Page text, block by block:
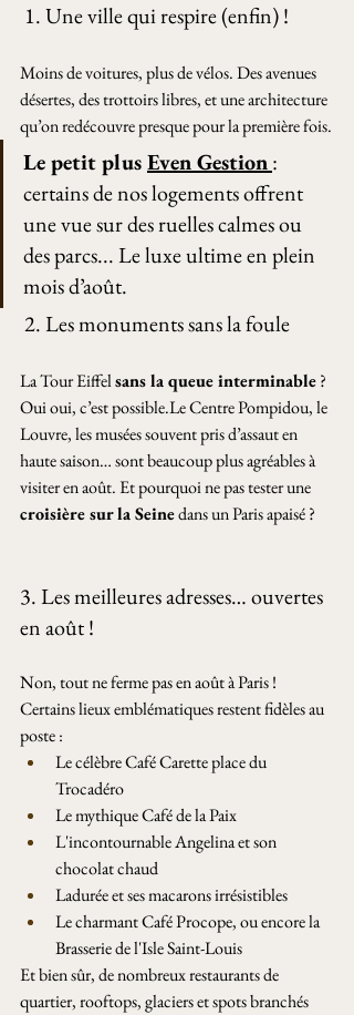
1. Une ville qui respire (enfin) !
Moins de voitures, plus de vélos. Des avenues
désertes, des trottoirs libres, et une architecture
qu’on redécouvre presque pour la première fois.
Le petit plus Even Gestion:
certains de nos logements offrent
une vue sur des ruelles calmes ou
des parcs... Le luxe ultime en plein
mois d’août.
2. Les monuments sans la foule
La Tour Eiffel sans la queue interminable ?
Oui oui, c’est possible.Le Centre Pompidou, le
Louvre, les musées souvent pris d’assaut en
haute saison… sont beaucoup plus agréables à
visiter en août. Et pourquoi ne pas tester une
croisière sur la Seine dans un Paris apaisé ?
3. Les meilleures adresses… ouvertes
en août !
Non, tout ne ferme pas en août à Paris !
Certains lieux emblématiques restent fidèles au
poste :
Le célèbre Café Carette place du
Trocadéro
Le mythique Café de la Paix
L'incontournable Angelina et son
chocolat chaud
Ladurée et ses macarons irrésistibles
Le charmant Café Procope, ou encore la
Brasserie de l'Isle Saint-Louis
Et bien sûr, de nombreux restaurants de
quartier, rooftops, glaciers et spots branchés